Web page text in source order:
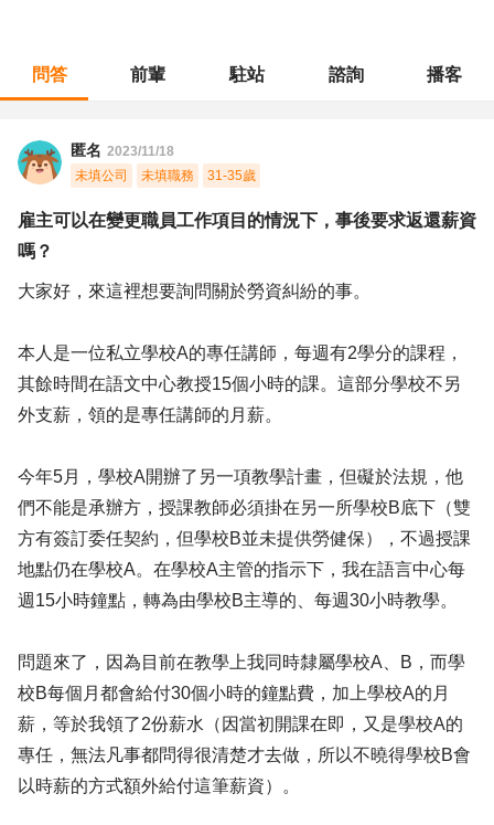
問答 前輩 駐站 諮詢 播客
匿名 2023/11/18
未填公司
未填職務 31-35歲
雇主可以在變更職員工作項目的情況下，事後要求返還薪資
嗎？
大家好，來這裡想要詢問關於勞資糾紛的事。
本人是一位私立學校A的專任講師，每週有2學分的課程，
其餘時間在語文中心教授15個小時的課。這部分學校不另
外支薪，領的是專任講師的月薪。
今年5月，學校A開辦了另一項教學計畫，但礙於法規，他
們不能是承辦方，授課教師必須掛在另一所學校B底下（雙
方有簽訂委任契約，但學校B並未提供勞健保），不過授課
地點仍在學校A。在學校A主管的指示下，我在語言中心每
週15小時鐘點，轉為由學校B主導的、每週30小時教學。
問題來了，因為目前在教學上我同時隸屬學校A、B，而學
校B每個月都會給付30個小時的鐘點費，加上學校A的月
薪，等於我領了2份薪水（因當初開課在即，又是學校A的
專任，無法凡事都問得很清楚才去做，所以不曉得學校B會
以時薪的方式額外給付這筆薪資）。